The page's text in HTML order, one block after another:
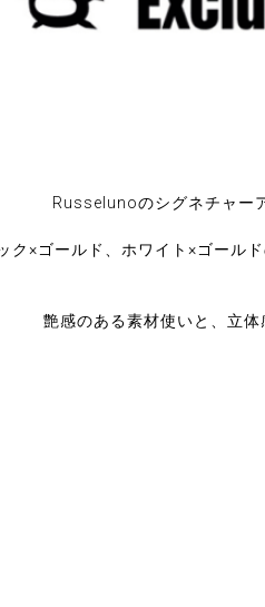
Russelunoのシグネチャー
ク×ゴールド、ホワイト×ゴール
艶感のある素材使いと、立